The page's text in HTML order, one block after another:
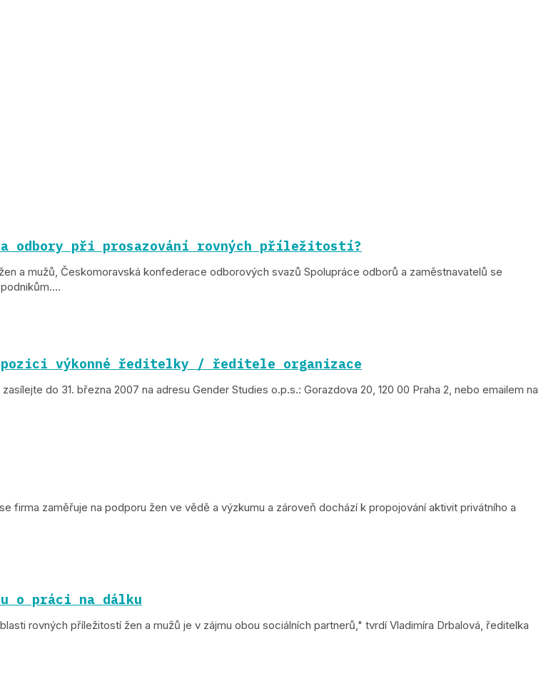
odbory při prosazování rovných příležitostí?
a mužů, Českomoravská konfederace odborových svazů Spolupráce odborů a zaměstnavatelů se
výkonné ředitelky / ředitele organizace
do 31. března 2007 na adresu Gender Studies o.p.s.: Gorazdova 20, 120 00 Praha 2, nebo emailem na
firma zaměřuje na podporu žen ve vědě a výzkumu a zároveň dochází k propojování aktivit privátního a
o práci na dálku
rovných příležitostí žen a mužů je v zájmu obou sociálních partnerů," tvrdí Vladimíra Drbalová, ředitelka